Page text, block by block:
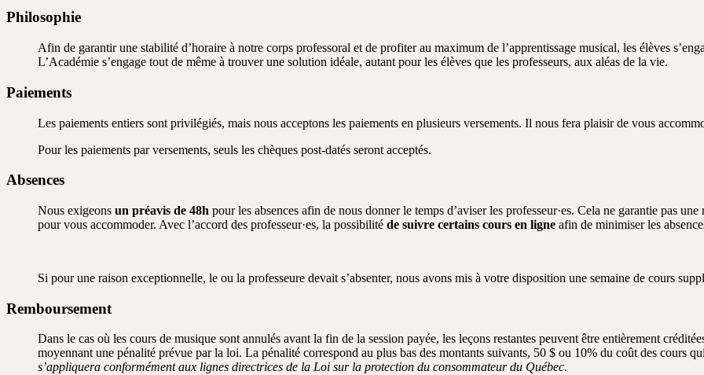
Philosophie
Afin de garantir une stabilité d’horaire à notre corps professoral et de profiter au maximum de l’apprentissage musical, les élèves
L’Académie s’engage tout de même à trouver une solution idéale, autant pour les élèves que les professeurs, aux aléas de la vie.
Paiements
Les paiements entiers sont privilégiés, mais nous acceptons les paiements en plusieurs versements. Il nous fera plaisir de vous
Pour les paiements par versements, seuls les chèques post-datés seront acceptés.
Absences
Nous exigeons un préavis de 48h pour les absences afin de nous donner le temps d’aviser les professeur·es. Cela ne garantie pas
pour vous accommoder. Avec l’accord des professeur·es, la possibilité de suivre certains cours en ligne afin de minimiser les
Si pour une raison exceptionnelle, le ou la professeure devait s’absenter, nous avons mis à votre disposition une semaine de cours
Remboursement
Dans le cas où les cours de musique sont annulés avant la fin de la session payée, les leçons restantes peuvent être entièrement
moyennant une pénalité prévue par la loi. La pénalité correspond au plus bas des montants suivants, 50 $ ou 10% du coût des cours
s’appliquera conformément aux lignes directrices de la Loi sur la protection du consommateur du Québec.